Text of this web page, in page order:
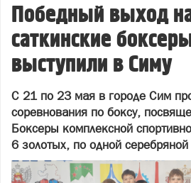
Победный выход
саткинские
выступили в Симу
С 21 по 23 мая в городе Сим
соревнования по боксу,
Боксеры комплексной
6 золотых, по одной